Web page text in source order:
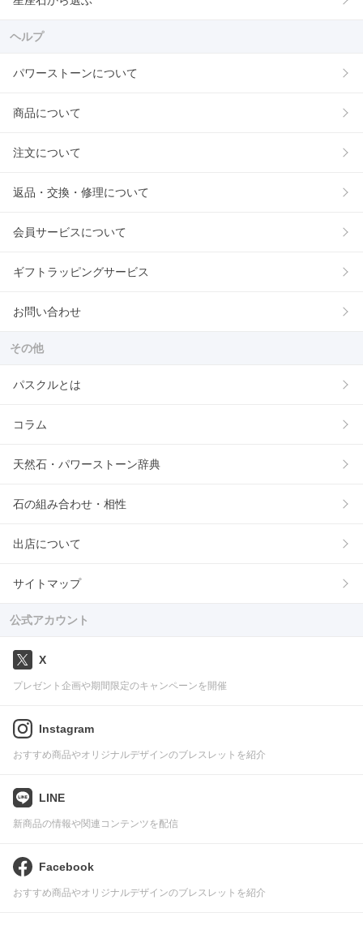
ヘルプ
パワーストーンについて
商品について
注文について
返品・交換・修理について
会員サービスについて
ギフトラッピングサービス
お問い合わせ
その他
パスクルとは
コラム
天然石・パワーストーン辞典
石の組み合わせ・相性
出店について
サイトマップ
公式アカウント
X
プレゼント企画や期間限定のキャンペーンを開催
Instagram
おすすめ商品やオリジナルデザインのブレスレットを紹介
LINE
新商品の情報や関連コンテンツを配信
Facebook
おすすめ商品やオリジナルデザインのブレスレットを紹介